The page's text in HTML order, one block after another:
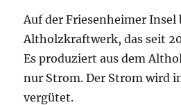
Auf der Friesenheimer
Altholzkraftwerk, das seit
Es produziert aus dem
nur Strom. Der Strom wird
vergütet.